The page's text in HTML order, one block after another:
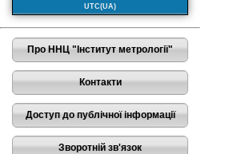
UTC(UA)
Про ННЦ "Інститут метрології"
Контакти
Доступ до публічної інформації
Зворотній зв'язок